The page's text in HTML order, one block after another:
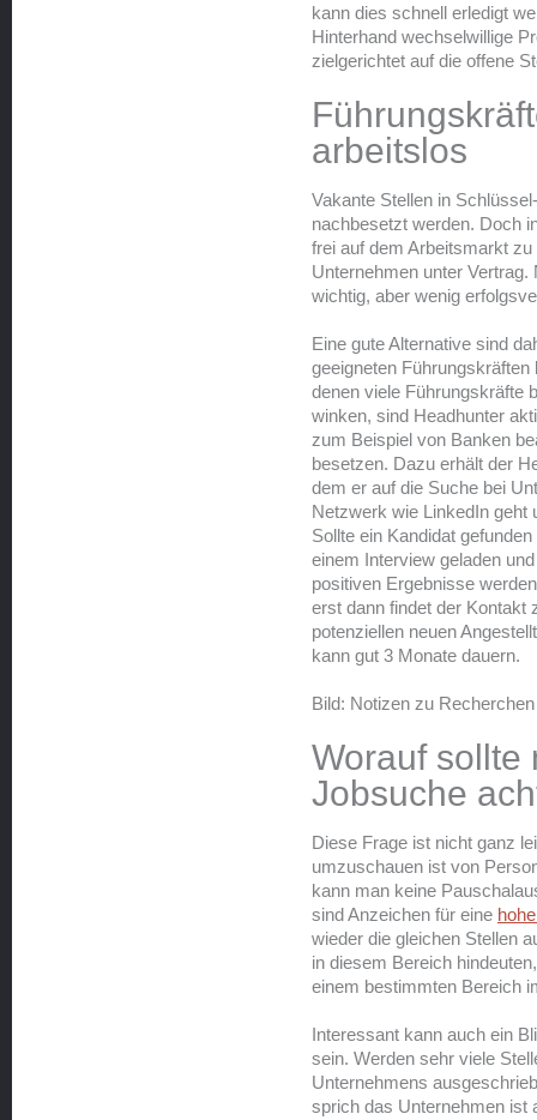
kann dies schnell erledigt
Hinterhand wechselwillige
zielgerichtet auf die offene
arbeitslos
Vakante Stellen in
nachbesetzt werden. Doch
frei auf dem Arbeitsmarkt
Unternehmen unter
wichtig, aber wenig
Eine gute Alternative sind
geeigneten
denen viele Führungskräfte
winken, sind Headhunter
zum Beispiel von Banken
besetzen. Dazu erhält der
dem er auf die Suche bei
Netzwerk wie LinkedIn geht
Sollte ein Kandidat
einem Interview geladen
positiven Ergebnisse
erst dann findet der Kontakt
potenziellen neuen
kann gut 3 Monate dauern.
Bild: Notizen zu
Worauf sollte
Jobsuche
Diese Frage ist nicht ganz
umzuschauen ist von
kann man keine
sind Anzeichen für eine
wieder die gleichen Stellen
in diesem Bereich
einem bestimmten Bereich
Interessant kann auch ein
sein. Werden sehr viele
Unternehmens
sprich das Unternehmen ist